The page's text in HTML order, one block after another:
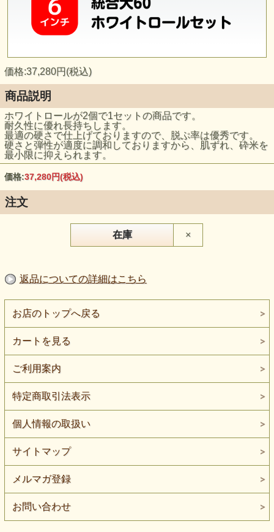
価格:37,280円(税込)
商品説明
ホワイトロールが2個で1セットの商品です。
耐久性に優れ長持ちします。
最適の硬さで仕上げておりますので、脱ぷ率は優秀です。
硬さと弾性が適度に調和しておりますから、肌ずれ、砕米を
最小限に抑えられます。
価格:37,280円(税込)
注文
在庫 ×
返品についての詳細はこちら
お店のトップへ戻る
カートを見る
ご利用案内
特定商取引法表示
個人情報の取扱い
サイトマップ
メルマガ登録
お問い合わせ